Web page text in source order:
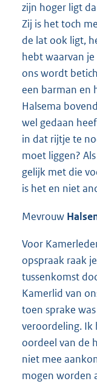
zijn hoger ligt
Zij is het toch
de lat ook ligt,
hebt waarvan
ons wordt
een barman en
Halsema
wel gedaan
in dat rijtje te
moet liggen?
gelijk met die
is het en niet
Mevrouw
Voor
opspraak raak
tussenkomst
Kamerlid van
toen sprake
veroordeling.
oordeel van de
niet mee
mogen worden